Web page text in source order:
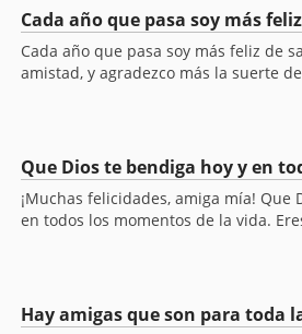
Cada año que pasa soy más feliz
Cada año que pasa soy más feliz de
amistad, y agradezco más la suerte
Que Dios te bendiga hoy y en
¡Muchas felicidades, amiga mía! Que
en todos los momentos de la vida.
Hay amigas que son para toda